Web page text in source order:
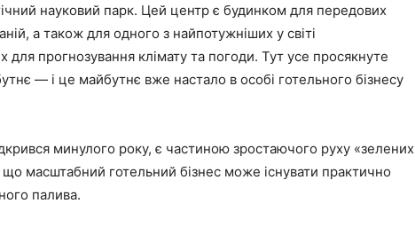
науковий парк. Цей центр є будинком для передових
а також для одного з найпотужніших у світі
для прогнозування клімату та погоди. Тут усе просякнуте
— і це майбутнє вже настало в особі готельного бізнесу
минулого року, є частиною зростаючого руху «зелених
масштабний готельний бізнес може існувати практично
палива.